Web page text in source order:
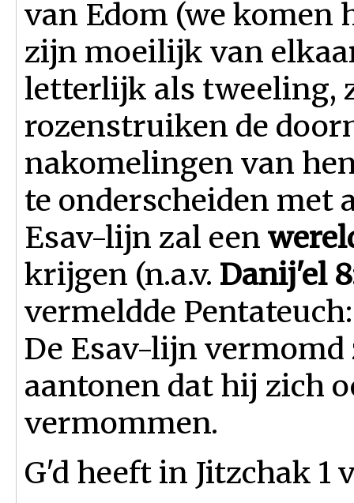
van Edom (we komen
zijn moeilijk van
letterlijk als tweeling,
rozenstruiken de
nakomelingen van
te onderscheiden met
Esav-lijn zal een
krijgen (n.a.v. Danij'el
vermeldde
De Esav-lijn vermomd
aantonen dat hij zich
vermommen.
G'd heeft in Jitzchak 1